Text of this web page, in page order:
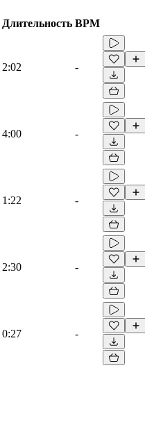
Длительность BPM
2:02 -
4:00 -
1:22 -
2:30 -
0:27 -